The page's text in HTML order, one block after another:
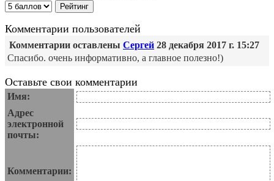
Комментарии пользователей
Комментарии оставлены Сергей 28 декабря 2017 г. 15:27
Спасибо. очень информативно, а главное полезно!)
Оставьте свои комментарии
Имя:
Адрес
электронной
почты:
Комментарии: